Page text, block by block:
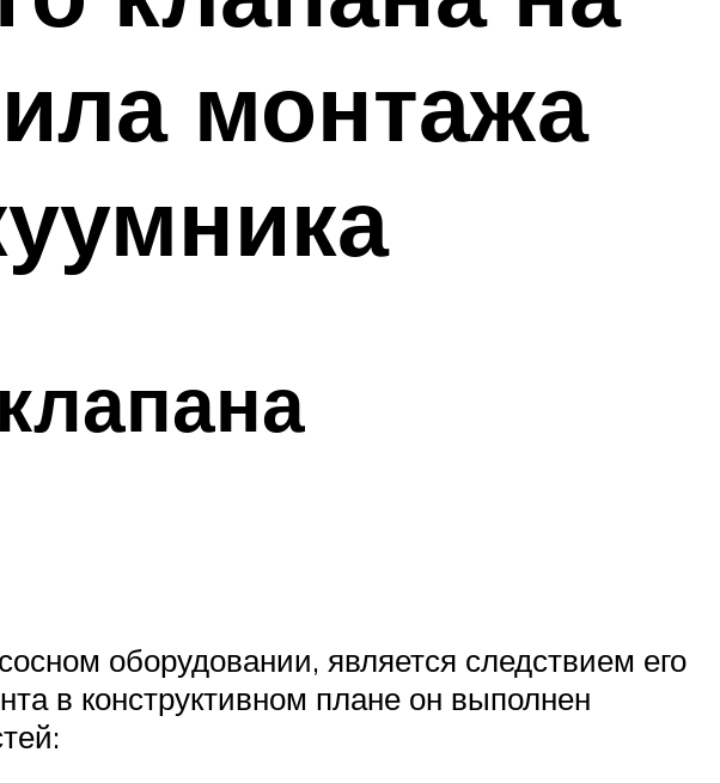
монтажа
оборудовании, является следствием его
в конструктивном плане он выполнен